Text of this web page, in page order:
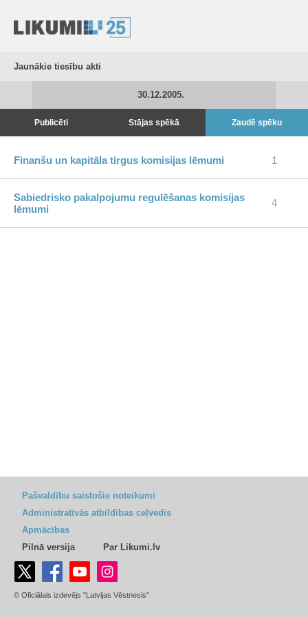
Jaunākie tiesību akti
30.12.2005.
Publicēti Stājas spēkā Zaudē spēku
Finanšu un kapitāla tirgus komisijas lēmumi 1
Sabiedrisko pakalpojumu regulēšanas komisijas
lēmumi
4
Pašvaldību saistošie noteikumi
Administratīvās atbildības ceļvedis
Apmācības
Pilnā versija
Par Likumi.lv
© Oficiālais izdevējs "Latvijas Vēstnesis"